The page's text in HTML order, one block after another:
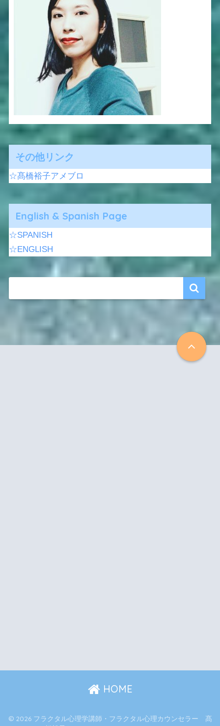
その他リンク
☆髙橋裕子アメブロ
English & Spanish Page
☆SPANISH
☆ENGLISH
HOME
© 2026 フラクタル心理学講師・フラクタル心理カウンセラー 髙